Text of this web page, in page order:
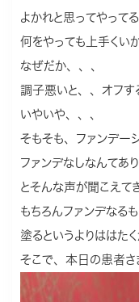
よかれと思ってやって
何をやっても上手くい
なぜだか、、、
調子悪いと、、オフす
いやいや、、、
そもそも、ファンデー
ファンデなしなんてあ
とそんな声が聞こえて
もちろんファンデなる
塗るというよりははた
そこで、本日の患者さ